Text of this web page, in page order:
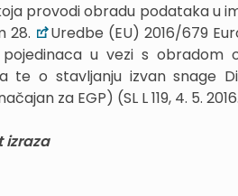
provodi obradu podataka u
28.
Uredbe (EU) 2016/679
u vezi s obradom
te o stavljanju izvan snage
za EGP) (SL L 119, 4. 5.
izraza